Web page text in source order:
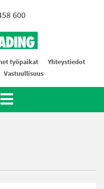
600
työpaikat
Yhteystiedot
Vastuullisuus